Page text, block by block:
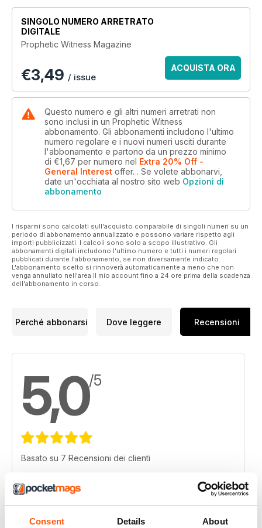
Consent Details About
prayer and evangelism.
SINGOLO NUMERO ARRETRATO
DIGITALE
Prophetic Witness Magazine
€3,49 / issue
ACQUISTA ORA
Questo numero e gli altri numeri arretrati non
sono inclusi in un Prophetic Witness
abbonamento. Gli abbonamenti includono l'ultimo
numero regolare e i nuovi numeri usciti durante
l'abbonamento e partono da un prezzo minimo
di €1,67 per numero nel Extra 20% Off -
General Interest offer. . Se volete abbonarvi,
date un'occhiata al nostro sito web Opzioni di
abbonamento
I risparmi sono calcolati sull'acquisto comparabile di singoli numeri su un
periodo di abbonamento annualizzato e possono variare rispetto agli
importi pubblicizzati. I calcoli sono solo a scopo illustrativo. Gli
abbonamenti digitali includono l'ultimo numero e tutti i numeri regolari
pubblicati durante l'abbonamento, se non diversamente indicato.
L'abbonamento scelto si rinnoverà automaticamente a meno che non
venga annullato nell'area Il mio account fino a 24 ore prima della scadenza
dell'abbonamento in corso.
Perché abbonarsi Dove leggere Recensioni
5,0/5
Basato su 7 Recensioni dei clienti
4 0